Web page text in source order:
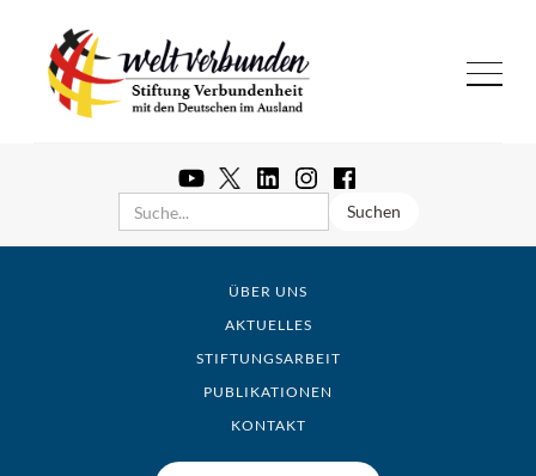
ÜBER UNS
AKTUELLES
STIFTUNGSARBEIT
PUBLIKATIONEN
KONTAKT